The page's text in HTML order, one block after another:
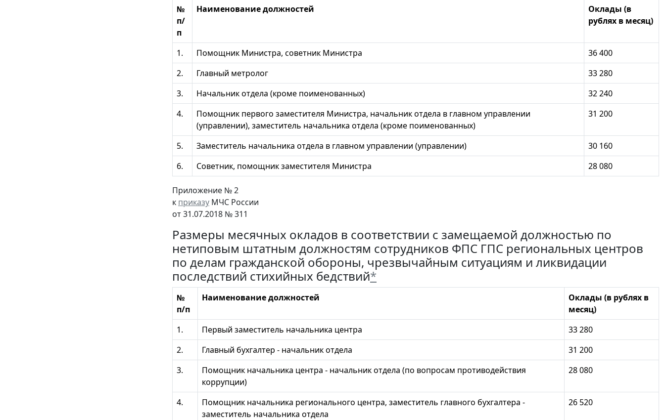
№
п/
п
Наименование должностей
Оклады (в
рублях в месяц)
1. Помощник Министра, советник Министра
36 400
2.
Главный метролог
33 280
3.
Начальник отдела (кроме поименованных)
32 240
4.
Помощник первого заместителя Министра, начальник отдела в главном управлении
(управлении), заместитель начальника отдела (кроме поименованных)
31 200
5. Заместитель начальника отдела в главном управлении (управлении)
30 160
6.
Советник, помощник заместителя Министра 28 080
Приложение № 2
к приказу МЧС России
от 31.07.2018 № 311
Размеры месячных окладов в соответствии с замещаемой должностью по
нетиповым штатным должностям сотрудников ФПС ГПС региональных центров
по делам гражданской обороны, чрезвычайным ситуациям и ликвидации
последствий стихийных бедствий*
№
п/п
Наименование должностей
Оклады (в рублях в
месяц)
1.
Первый заместитель начальника центра
33 280
2.
Главный бухгалтер - начальник отдела
31 200
3.
Помощник начальника центра - начальник отдела (по вопросам противодействия
коррупции)
28 080
4.
Помощник начальника регионального центра, заместитель главного бухгалтера -
заместитель начальника отдела
26 520